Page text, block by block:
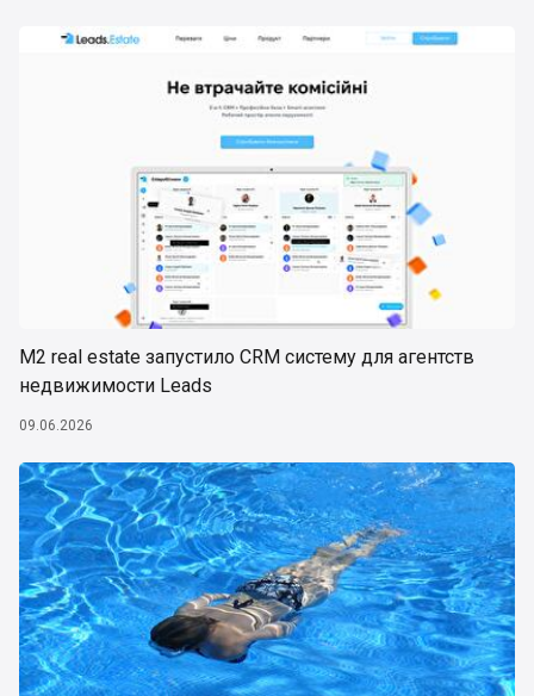
М2 real estate запустило CRM систему для агентств
недвижимости Leads
09.06.2026